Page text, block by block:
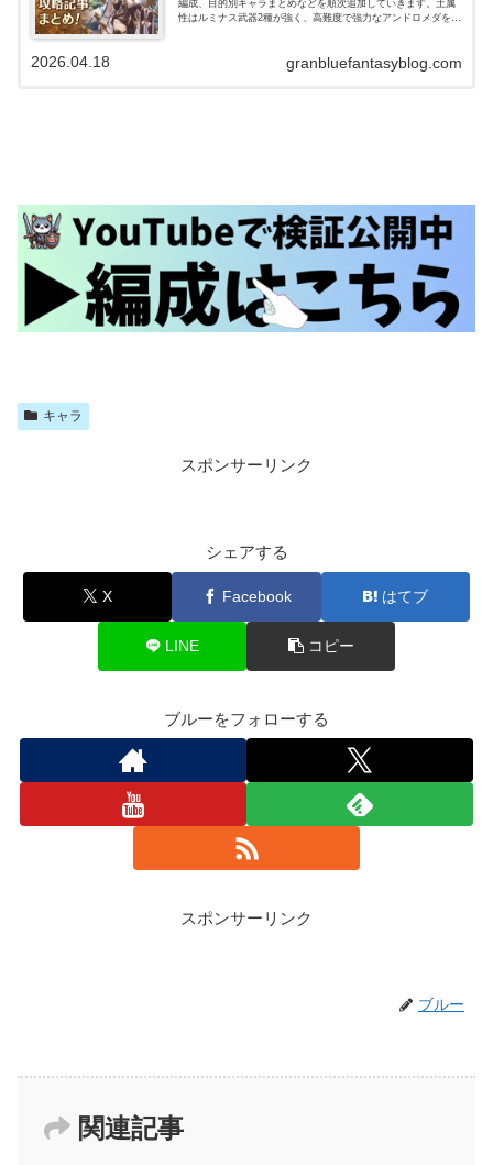
編成、目的別キャラまとめなどを順次追加していきます。土属
性はルミナス武器2種が強く、高難度で強力なアンドロメダを主
granbluefantasyblog.com
2026.04.18
キャラ
スポンサーリンク
シェアする
X Facebook はてブ
LINE コピー
ブルーをフォローする
スポンサーリンク
ブルー
関連記事